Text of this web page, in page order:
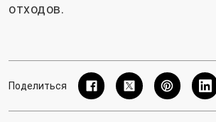
отходов.
Поделиться